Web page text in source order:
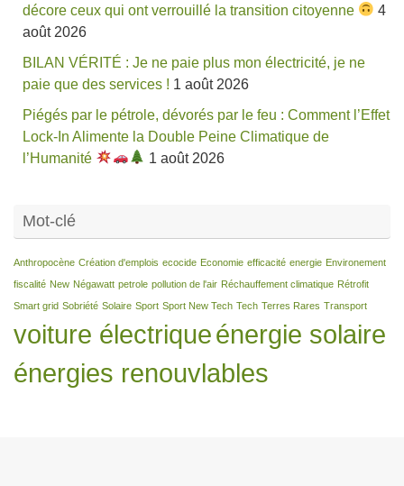
décore ceux qui ont verrouillé la transition citoyenne
4
août 2026
BILAN VÉRITÉ : Je ne paie plus mon électricité, je ne
paie que des services ! 1 août 2026
Piégés par le pétrole, dévorés par le feu : Comment l’Effet
Lock-In Alimente la Double Peine Climatique de
l’Humanité
1 août 2026
Mot-clé
Anthropocène Création d'emplois ecocide Economie efficacité energie Environement
fiscalité New Négawatt petrole pollution de l'air Réchauffement climatique Rétrofit
Smart grid Sobriété Solaire Sport Sport New Tech Tech Terres Rares Transport
voiture électriqueénergie solaire
énergies renouvlables